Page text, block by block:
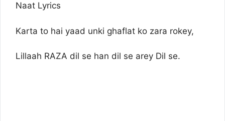
Naat Lyrics
Karta to hai yaad unki ghaflat ko zara rokey,
Lillaah RAZA dil se han dil se arey Dil se.